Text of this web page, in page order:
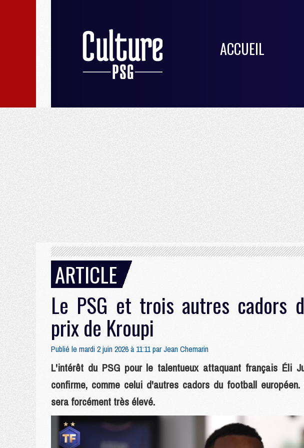
ACCUEIL
ARTICLE
Le PSG et trois autres cadors
prix de Kroupi
Publié le mardi 2 juin 2026 à 11:11 parJean Chemarin
L'intérêt du PSG pour le talentueux attaquant français Éli
confirme, comme celui d'autres cadors du football
sera forcément très élevé.